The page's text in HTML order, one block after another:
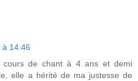
à 14:46
cours de chant à 4 ans et demi
elle a hérité de ma justesse de